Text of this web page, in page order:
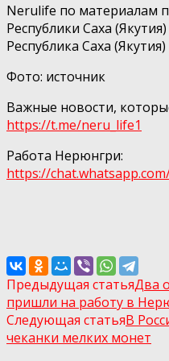
Nerulife по материалам
Республики Саха
Республика Саха (Якутия)
Фото: источник
Важные новости,
https://t.me/neru_life1
Работа Нерюнгри:
https://
Предыдущая статьяДва
пришли на работу в
Следующая статьяВ
чеканки мелких монет